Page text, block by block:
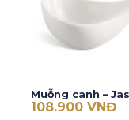
Muỗng canh –
108.900 VNĐ